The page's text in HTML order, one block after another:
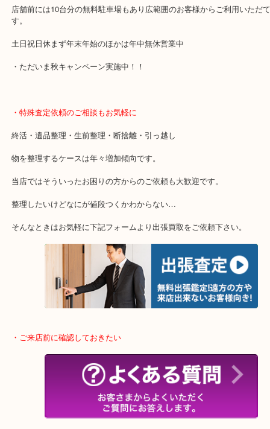
・当店の特徴
市・竹田市・宇佐市・日田市などで買取価格満足度No1を目指して
当店は通りに面していますのでお車でのご来店に優しい店舗です。
す。
土日祝日休まず年末年始のほかは年中無休営業中
・ただいま秋キャンペーン実施中！！
・特殊査定依頼のご相談もお気軽に
終活・遺品整理・生前整理・断捨離・引っ越し
物を整理するケースは年々増加傾向です。
当店ではそういったお困りの方からのご依頼も大歓迎です。
整理したいけどなにが値段つくかわからない…